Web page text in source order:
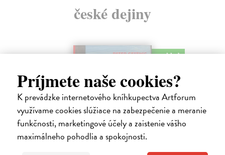
Príjmete naše cookies?
K prevádzke internetového kníhkupectva Artforum
využívame cookies slúžiace na zabezpečenie a meranie
funkčnosti, marketingové účely a zaistenie vášho
maximálneho pohodlia a spokojnosti.
české dejiny
na sklade